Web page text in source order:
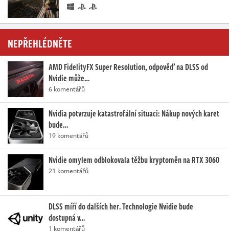
NEPŘEHLÉDNĚTE
AMD FidelityFX Super Resolution, odpověď na DLSS od
Nvidie může…
6 komentářů
Nvidia potvrzuje katastrofální situaci: Nákup nových karet
bude…
19 komentářů
Nvidie omylem odblokovala těžbu kryptoměn na RTX 3060
21 komentářů
DLSS míří do dalších her. Technologie Nvidie bude
dostupná v…
1 komentářů